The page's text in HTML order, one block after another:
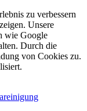
zu verbessern
Unsere
wie Google
Durch die
von Cookies zu.